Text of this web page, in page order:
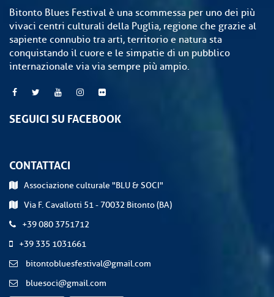
Bitonto Blues Festival è una scommessa per uno dei più
vivaci centri culturali della Puglia, regione che grazie al
sapiente connubio tra arti, territorio e natura sta
conquistando il cuore e le simpatie di un pubblico
internazionale via via sempre più ampio.
SEGUICI SU FACEBOOK
CONTATTACI
Associazione culturale "BLU & SOCI"
Via F. Cavallotti 51 - 70032 Bitonto (BA)
+39 080 3751712
+39 335 1031661
bitontobluesfestival@gmail.com
bluesoci@gmail.com